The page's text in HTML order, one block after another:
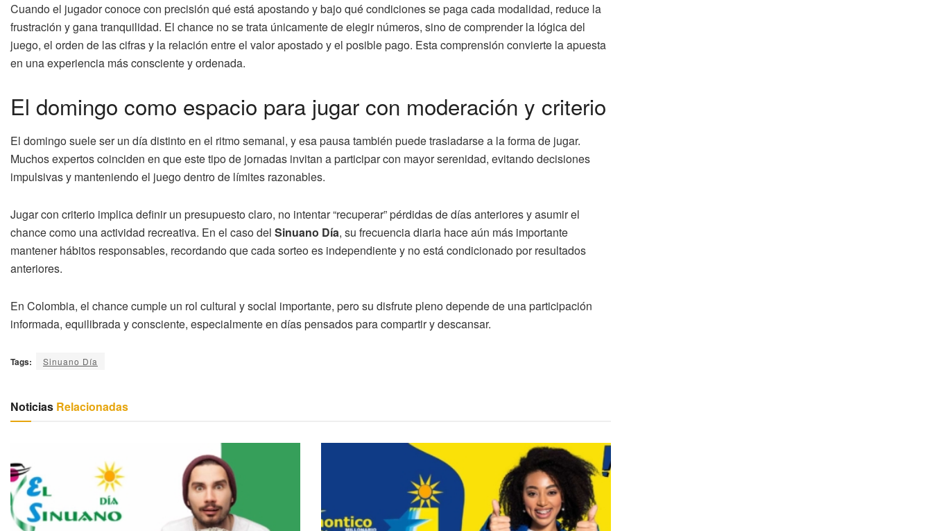
Cuando el jugador conoce con precisión qué está apostando y bajo qué condiciones se paga cada modalidad, reduce la
frustración y gana tranquilidad. El chance no se trata únicamente de elegir números, sino de comprender la lógica del
juego, el orden de las cifras y la relación entre el valor apostado y el posible pago. Esta comprensión convierte la apuesta
en una experiencia más consciente y ordenada.
El domingo como espacio para jugar con moderación y criterio
El domingo suele ser un día distinto en el ritmo semanal, y esa pausa también puede trasladarse a la forma de jugar.
Muchos expertos coinciden en que este tipo de jornadas invitan a participar con mayor serenidad, evitando decisiones
impulsivas y manteniendo el juego dentro de límites razonables.
Jugar con criterio implica definir un presupuesto claro, no intentar “recuperar” pérdidas de días anteriores y asumir el
chance como una actividad recreativa. En el caso del Sinuano Día, su frecuencia diaria hace aún más importante
mantener hábitos responsables, recordando que cada sorteo es independiente y no está condicionado por resultados
anteriores.
En Colombia, el chance cumple un rol cultural y social importante, pero su disfrute pleno depende de una participación
informada, equilibrada y consciente, especialmente en días pensados para compartir y descansar.
Tags: Sinuano Día
Noticias Relacionadas